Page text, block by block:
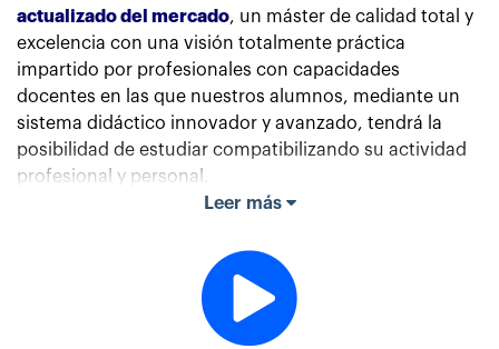
actualizado del mercado, un máster de calidad total y
excelencia con una visión totalmente práctica
impartido por profesionales con capacidades
docentes en las que nuestros alumnos, mediante un
sistema didáctico innovador y avanzado, tendrá la
posibilidad de estudiar compatibilizando su actividad
profesional y personal.
mejora en las organizaciones empresariales
activo que muchos profesionales deciden cultivar,
conscientes del valor que supone para las empresas
contar con expertos en normativas relacionadas con la
Leer más